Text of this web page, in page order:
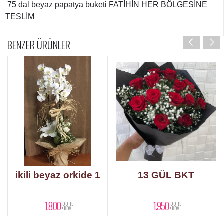
75 dal beyaz papatya buketi FATİHİN HER BÖLGESİNE
TESLİM
BENZER ÜRÜNLER
ikili beyaz orkide 1
1.800,00 TL
+KDV
13 GÜL BKT
1.950 ,00 TL
+KDV